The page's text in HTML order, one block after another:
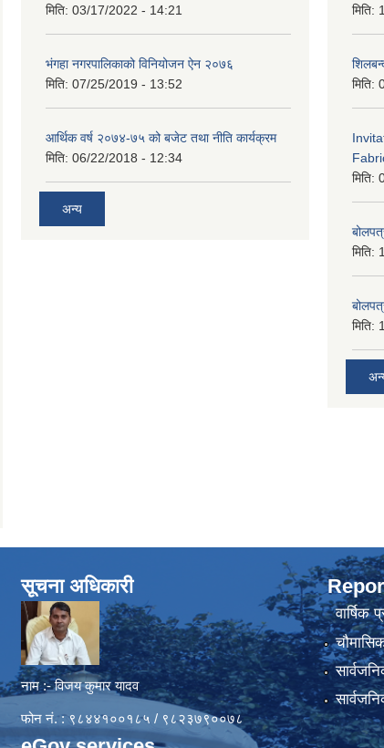
मिति: 03/17/2022 - 14:21
भंगहा नगरपालिकाको विनियोजन ऐन २०७६
मिति: 07/25/2019 - 13:52
आर्थिक वर्ष २०७४-७५ को बजेट तथा नीति कार्यक्रम
मिति: 06/22/2018 - 12:34
अन्य
मिति:
मिति:
मिति:
मिति:
मिति:
सूचना अधिकारी
नाम :- विजय कुमार यादव
फोन नं. : ९८४४१००१८५ / ९८२३७९००७८
वार्षिक